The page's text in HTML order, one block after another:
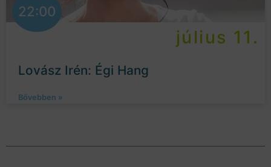
22:00
július 11.
Lovász Irén: Égi Hang
Bővebben »